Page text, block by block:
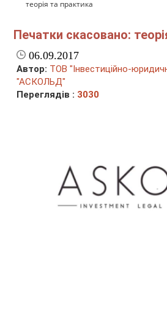
теорія та практика
Печатки скасовано:
06.09.2017
Автор: ТОВ "Інвестиційно-
"АСКОЛЬД"
Переглядів : 3030